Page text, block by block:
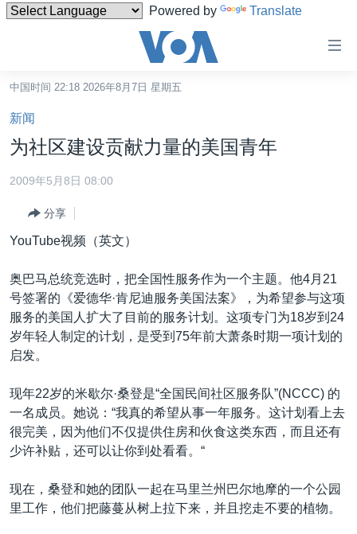
Powered by Translate
碍
链
接
跳
转
容
转
导
到
中国
港澳
国际
最新国际新闻
印太
中东
欧洲
非洲
美洲
全球议题
分类新闻
经济·金融·贸易
人权·法律·宗教
科教·文娱·体健
军事
劳工
环境
美中关系
热点专题
白宫要闻
国会报道
美中关系
美国建国250周年
美国之音专访
VOA视频
VOA今日焦点
中文广播
中国时间 22:18 2026年8月7日 星期五
新闻
为社区建设贡献力量的美国青年
2009年5月8日 08:00
分享
YouTube视频（英文）
奥巴马总统竞选时，把全国性服务作为一个主题。他4月21
号签署的《爱德华·肯尼迪服务美国法案》，为希望参与这项
服务的美国人扩大了目前的服务计划。这项专门为18岁到24
岁年轻人制定的计划，是受到75年前大萧条时期一项计划的
启发。
现年22岁的米歇尔·桑登是“全国民间社区服务队”(NCCC) 的
一名成员。她说：“我真的希望从事一年服务。这计划看上去
很完美，因为他们不仅提供住房和伙食这类东西，而且还有
少许补贴，还可以让你到处看看。“
现在，桑登和她的团队一起在马里兰州巴尔地摩的一个公园
里工作，他们把藤蔓从树上拉下来，并且挖走不要的植物。